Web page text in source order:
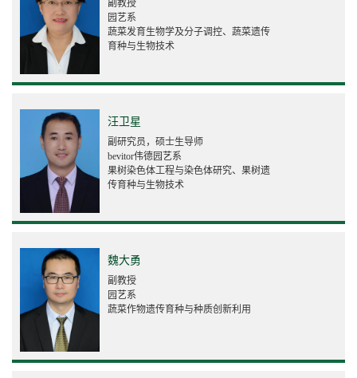
副教授
园艺系
蔬菜发育生物学及分子调控、蔬菜遗传
育种与生物技术
汪卫星
副研究员，硕士生导师
bevitor伟德园艺系
果树染色体工程与染色体研究、果树遗
传育种与生物技术
魏大勇
副教授
园艺系
蔬菜作物遗传育种与种质创新利用